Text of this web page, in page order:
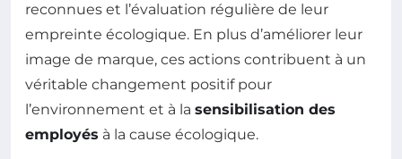
reconnues et l’évaluation régulière de leur
empreinte écologique. En plus d’améliorer leur
image de marque, ces actions contribuent à un
véritable changement positif pour
l’environnement et à la sensibilisation des
employés à la cause écologique.